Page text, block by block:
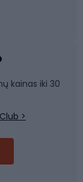
kainas iki 30
>